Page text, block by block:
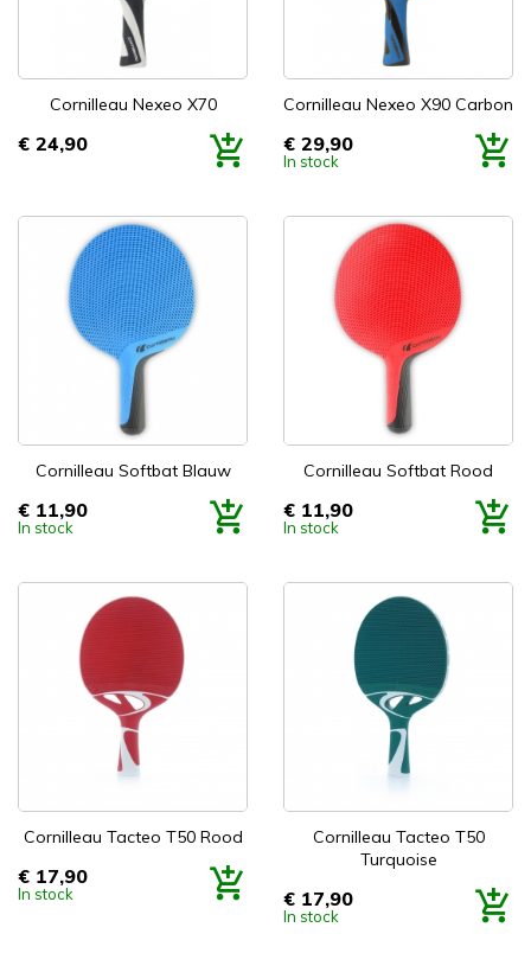
Cornilleau Nexeo X70
Prijs
€ 24,90
Cornilleau Nexeo X90 Carbon
Prijs
€ 29,90
In stock
Cornilleau Softbat Blauw
Prijs
€ 11,90
In stock
Cornilleau Softbat Rood
Prijs
€ 11,90
In stock
Cornilleau Tacteo T50 Rood
Prijs
€ 17,90
In stock
Cornilleau Tacteo T50
Turquoise
Prijs
€ 17,90
In stock